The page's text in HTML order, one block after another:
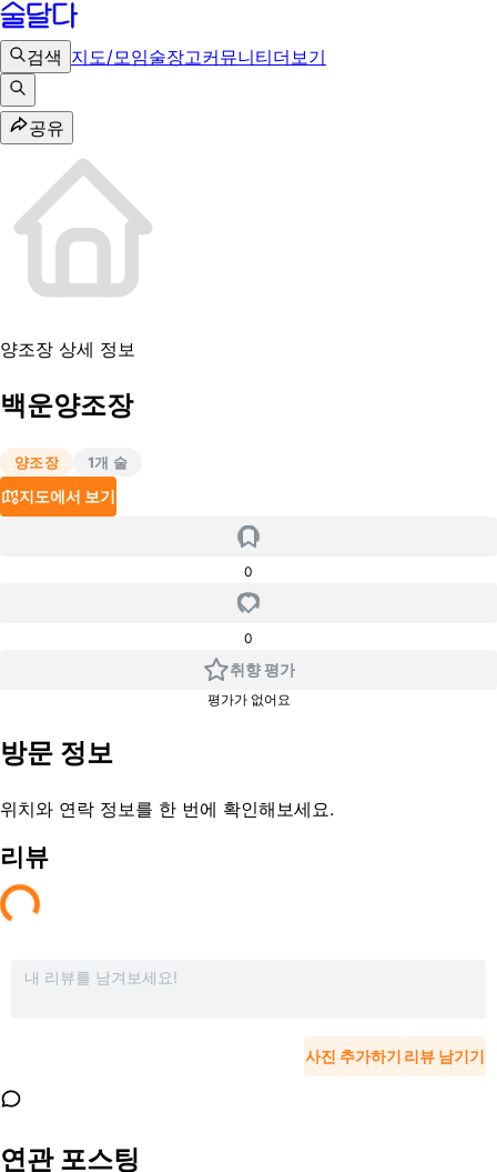
검색 지도/모임술장고커뮤니티더보기
공유
양조장 상세 정보
백운양조장
양조장 1개 술
지도에서 보기
0
0
취향 평가
평가가 없어요
방문 정보
위치와 연락 정보를 한 번에 확인해보세요.
리뷰
사진 추가하기 리뷰 남기기
연관 포스팅